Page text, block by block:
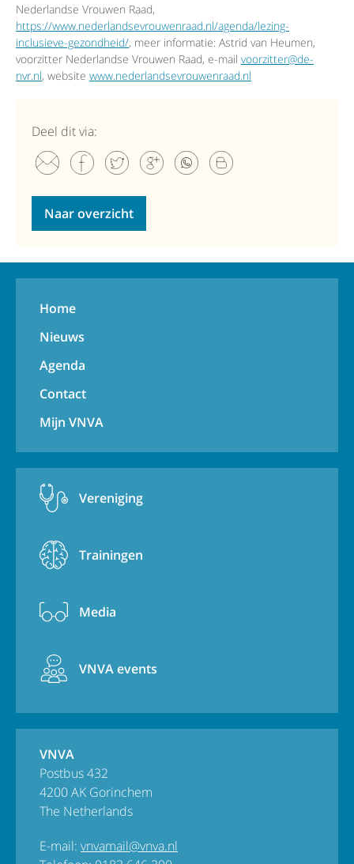
Nederlandse Vrouwen Raad,
https://www.nederlandsevrouwenraad.nl/agenda/lezing-
inclusieve-gezondheid/, meer informatie: Astrid van Heumen,
voorzitter Nederlandse Vrouwen Raad, e-mail voorzitter@de-
nvr.nl, website www.nederlandsevrouwenraad.nl
Deel dit via:
Naar overzicht
Home
Nieuws
Agenda
Contact
Mijn VNVA
Vereniging
Trainingen
Media
VNVA events
VNVA
Postbus 432
4200 AK Gorinchem
The Netherlands
E-mail: vnvamail@vnva.nl